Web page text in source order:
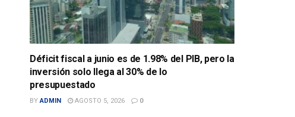
Déficit fiscal a junio es de 1.98% del PIB, pero la
inversión solo llega al 30% de lo
presupuestado
BY ADMIN AGOSTO 5, 2026 0